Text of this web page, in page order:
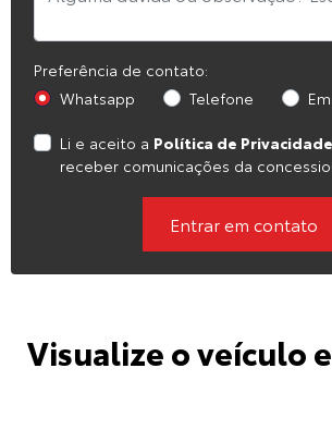
Preferência de contato:
Whatsapp
Telefone
Li e aceito a Política de Privacidade
receber comunicações da
Entrar em contato
Visualize o veículo